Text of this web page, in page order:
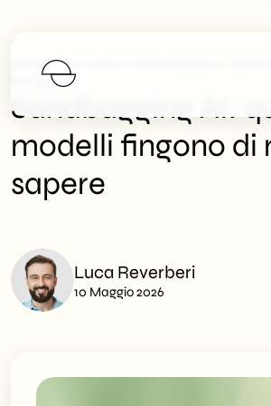
SHM Studio
Sandbagging AI:
Non Sapere
Sandbagging AI:
modelli fingono di
sapere
Luca Reverberi
10 Maggio 2026